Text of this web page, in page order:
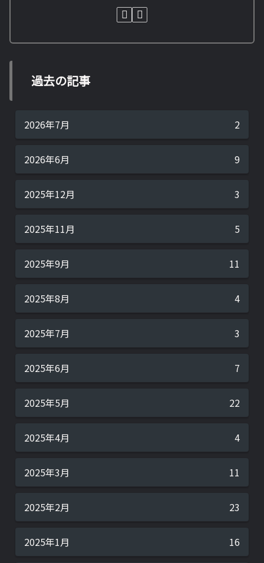
過去の記事
2026年7月 2
2026年6月 9
2025年12月 3
2025年11月 5
2025年9月 11
2025年8月 4
2025年7月 3
2025年6月 7
2025年5月 22
2025年4月 4
2025年3月 11
2025年2月 23
2025年1月 16